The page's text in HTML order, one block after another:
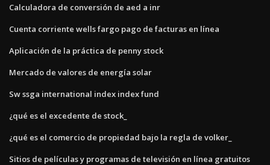
Calculadora de conversión de aed a inr
Cuenta corriente wells fargo pago de facturas en línea
Aplicación de la práctica de penny stock
Mercado de valores de energía solar
Sw ssga international index index fund
¿qué es el excedente de stock_
¿qué es el comercio de propiedad bajo la regla de volker_
Sitios de películas y programas de televisión en línea gratuitos